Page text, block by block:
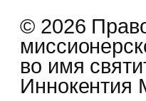
© 2026
во имя
Иннокентия